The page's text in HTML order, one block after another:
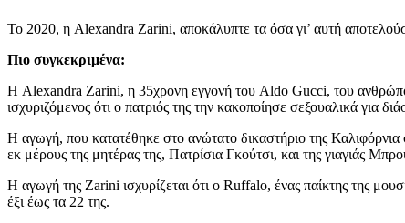
Το 2020, η Alexandra Zarini, αποκάλυπτε τα όσα γι’ αυτή
Πιο συγκεκριμένα:
Η Alexandra Zarini, η 35χρονη εγγονή του Aldo Gucci, του
ισχυριζόμενος ότι ο πατριός της την κακοποίησε σεξουαλικά για
Η αγωγή, που κατατέθηκε στο ανώτατο δικαστήριο της
εκ μέρους της μητέρας της, Πατρίσια Γκούτσι, και της γιαγιάς
Η αγωγή της Zarini ισχυρίζεται ότι ο Ruffalo, ένας παίκτης της
έξι έως τα 22 της.